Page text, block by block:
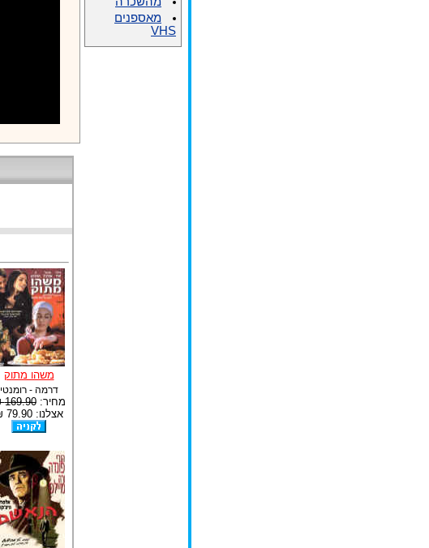
משהו מתוק
דרמה - רומנטי
מחיר:169.90 ₪
אצלנו: 79.90 ₪
מאספנים
VHS